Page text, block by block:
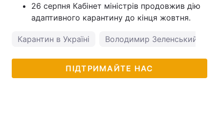
26 серпня Кабінет міністрів продовжив дію
адаптивного карантину до кінця жовтня.
Карантин в Україні Володимир Зеленський
ПІДТРИМАЙТЕ НАС